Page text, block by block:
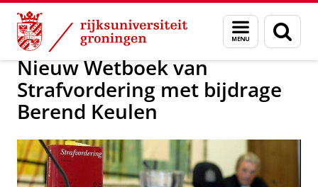
Skip
Content
Skip
Navigation
Menu
en
zoeken
Over ons Onderzoeksprojecten
Nieuw Wetboek van
Strafvordering met bijdrage
Berend Keulen